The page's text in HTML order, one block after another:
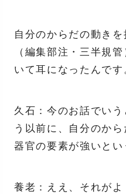
自分のからだの動きを
（編集部注・三半規
いて耳になったんです
久石：今のお話でい
う以前に、自分のか
器官の要素が強いとい
養老：ええ、それが